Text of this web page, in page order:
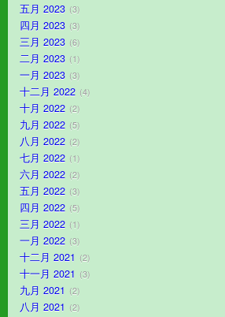
五月 2023 3
四月 2023 3
三月 2023 6
二月 2023 1
一月 2023 3
十二月 2022 4
十月 2022 2
九月 2022 5
八月 2022 2
七月 2022 1
六月 2022 2
五月 2022 3
四月 2022 5
三月 2022 1
一月 2022 3
十二月 2021 2
十一月 2021 3
九月 2021 2
八月 2021 2